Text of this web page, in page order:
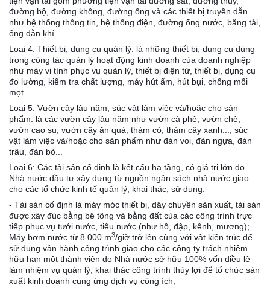
đường bộ, đường không, đường ống và các thiết bị truyền dẫn
như hệ thống thông tin, hệ thống điện, đường ống nước, băng tải,
ống dẫn khí.
Loại 4: Thiết bị, dụng cụ quản lý: là những thiết bị, dụng cụ dùng
trong công tác quản lý hoạt động kinh doanh của doanh nghiệp
như máy vi tính phục vụ quản lý, thiết bị điện tử, thiết bị, dụng cụ
đo lường, kiểm tra chất lượng, máy hút ẩm, hút bụi, chống mối
mọt.
Loại 5: Vườn cây lâu năm, súc vật làm việc và/hoặc cho sản
phẩm: là các vườn cây lâu năm như vườn cà phê, vườn chè,
vườn cao su, vườn cây ăn quả, thảm cỏ, thảm cây xanh...; súc
vật làm việc và/hoặc cho sản phẩm như đàn voi, đàn ngựa, đàn
trâu, đàn bò...
Loại 6: Các tài sản cố định là kết cấu hạ tầng, có giá trị lớn do
Nhà nước đầu tư xây dựng từ nguồn ngân sách nhà nước giao
cho các tổ chức kinh tế quản lý, khai thác, sử dụng:
- Tài sản cố định là máy móc thiết bị, dây chuyền sản xuất, tài sản
được xây đúc bằng bê tông và bằng đất của các công trình trực
tiếp phục vụ tưới nước, tiêu nước (như hồ, đập, kênh, mương);
Máy bơm nước từ 8.000 m3/giờ trở lên cùng với vật kiến trúc để
sử dụng vận hành công trình giao cho các công ty trách nhiệm
hữu hạn một thành viên do Nhà nước sở hữu 100% vốn điều lệ
làm nhiệm vụ quản lý, khai thác công trình thủy lợi để tổ chức sản
xuất kinh doanh cung ứng dịch vụ công ích;